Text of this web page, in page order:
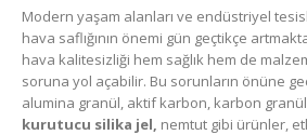
Modern yaşam alanları ve endüstriyel
hava saflığının önemi gün geçtikçe
hava kalitesizliği hem sağlık hem de
soruna yol açabilir. Bu sorunların önüne
alumina granül, aktif karbon, karbon
kurutucu silika jel, nemtut gibi ürünler,